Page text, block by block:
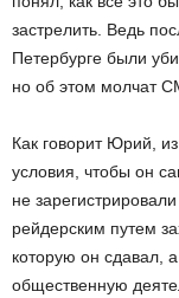
застрелить. Ведь
Петербурге были
но об этом молчат
Как говорит Юрий,
условия, чтобы он
не
рейдерским путем
которую он сдавал,
общественную